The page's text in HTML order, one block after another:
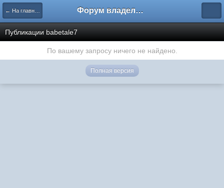
← На главную Форум владельцев интернет-магазинов
Публикации babetale7
По вашему запросу ничего не найдено.
Полная версия